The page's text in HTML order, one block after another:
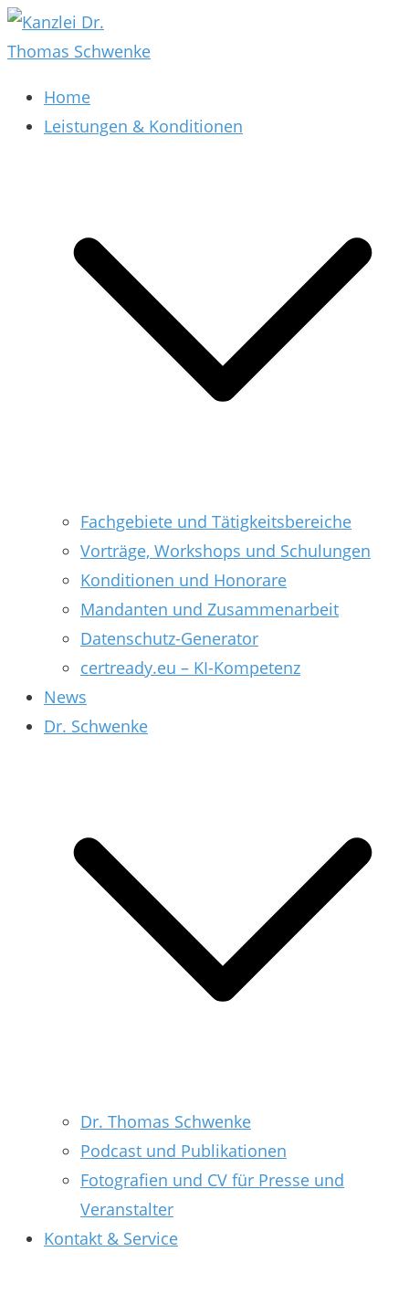
Zum
Inhalt
Kanzlei Dr. Thomas Schwenke
Rechtsberatung für Datenschutz, Social Media,
Marketing, E-Commerce & AGB & Verträge
Home
Leistungen & Konditionen
Fachgebiete und Tätigkeitsbereiche
Vorträge, Workshops und Schulungen
Konditionen und Honorare
Mandanten und Zusammenarbeit
Datenschutz-Generator
certready.eu – KI-Kompetenz
News
Dr. Schwenke
Dr. Thomas Schwenke
Podcast und Publikationen
Fotografien und CV für Presse und
Veranstalter
Kontakt & Service